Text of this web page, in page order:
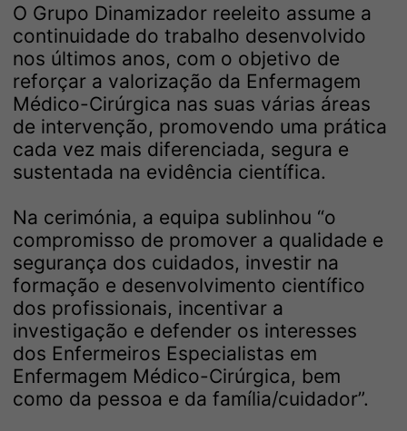
O Grupo Dinamizador reeleito assume a
continuidade do trabalho desenvolvido
nos últimos anos, com o objetivo de
reforçar a valorização da Enfermagem
Médico-Cirúrgica nas suas várias áreas
de intervenção, promovendo uma prática
cada vez mais diferenciada, segura e
sustentada na evidência científica.
Na cerimónia, a equipa sublinhou “o
compromisso de promover a qualidade e
segurança dos cuidados, investir na
formação e desenvolvimento científico
dos profissionais, incentivar a
investigação e defender os interesses
dos Enfermeiros Especialistas em
Enfermagem Médico-Cirúrgica, bem
como da pessoa e da família/cuidador”.